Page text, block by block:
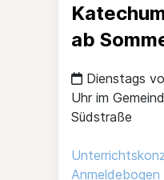
ab
Dienstags
Uhr im
Südstraße
Anmeldebogen